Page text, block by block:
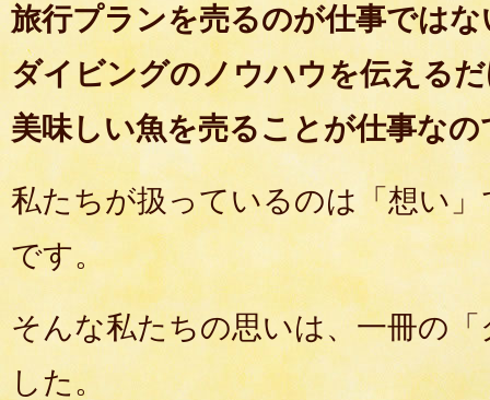
旅行プランを売るのが仕事ではな
ダイビングのノウハウを伝える
美味しい魚を売ることが仕事な
私たちが扱っているのは「想い
です。
そんな私たちの思いは、一冊の
した。